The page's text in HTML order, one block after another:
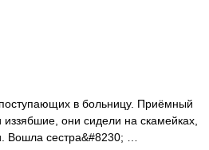
в больницу. Приёмный
они сидели на скамейках,
Вошла сестра&#8230; …